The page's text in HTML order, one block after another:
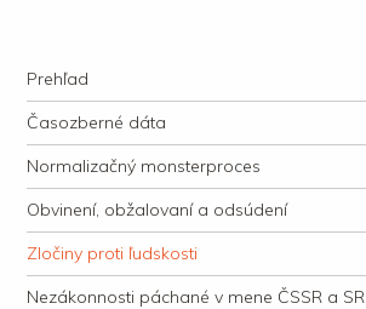
justície
Navigation
Skip to content
Prehľad
Časozberné dáta
Normalizačný monsterproces
Obvinení, obžalovaní a odsúdení
Zločiny proti ľudskosti
Nezákonnosti páchané v mene ČSSR a SR